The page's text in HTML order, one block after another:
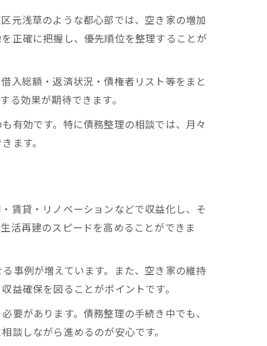
元浅草のような都心部では、空き家の増加
正確に把握し、優先順位を整理することが
入総額・返済状況・債権者リスト等をまと
効果が期待できます。
有効です。特に債務整理の相談では、月々
ます。
賃貸・リノベーションなどで収益化し、そ
活再建のスピードを高めることができま
事例が増えています。また、空き家の維持
益確保を図ることがポイントです。
要があります。債務整理の手続き中でも、
談しながら進めるのが安心です。